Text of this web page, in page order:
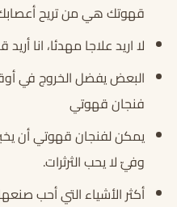
قهوتك هي من تريح
لا اريد علاجا مهدئا، انا
البعض يفضل الخروج في
فنجان قهوتي
يمكن لفنجان قهوتي أن
وفيّ لا يحب الثرثرات.
أكثر الأشياء التي أحب